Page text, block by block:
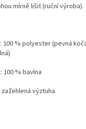
mírně lišit (ruční výroba).
100 % polyester (pevná
100 % bavlna
výztuha